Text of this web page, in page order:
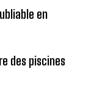
en
des piscines